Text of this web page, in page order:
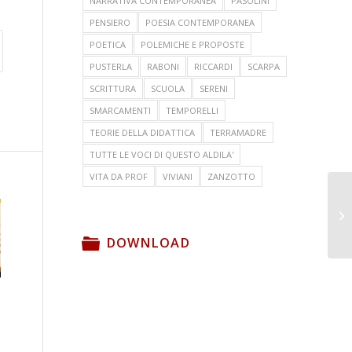
PENSIERO
POESIA CONTEMPORANEA
POETICA
POLEMICHE E PROPOSTE
PUSTERLA
RABONI RICCARDI
SCARPA
SCRITTURA
SCUOLA
SERENI
SMARCAMENTI
TEMPORELLI
TEORIE DELLA DIDATTICA
TERRAMADRE
TUTTE LE VOCI DI QUESTO ALDILA'
VITA DA PROF
VIVIANI ZANZOTTO
DOWNLOAD